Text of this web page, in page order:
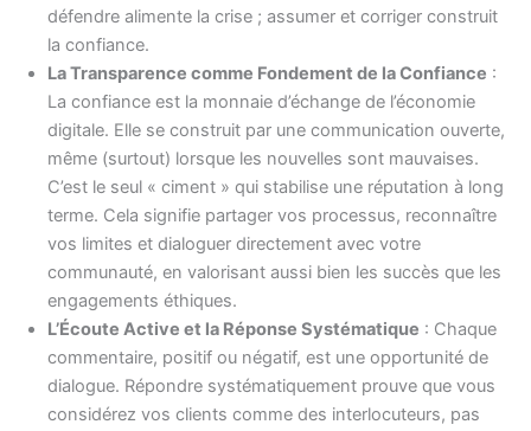
défendre alimente la crise ; assumer et corriger construit
la confiance.
La Transparence comme Fondement de la Confiance :
La confiance est la monnaie d’échange de l’économie
digitale. Elle se construit par une communication ouverte,
même (surtout) lorsque les nouvelles sont mauvaises.
C’est le seul « ciment » qui stabilise une réputation à long
terme. Cela signifie partager vos processus, reconnaître
vos limites et dialoguer directement avec votre
communauté, en valorisant aussi bien les succès que les
engagements éthiques.
L’Écoute Active et la Réponse Systématique : Chaque
commentaire, positif ou négatif, est une opportunité de
dialogue. Répondre systématiquement prouve que vous
considérez vos clients comme des interlocuteurs, pas